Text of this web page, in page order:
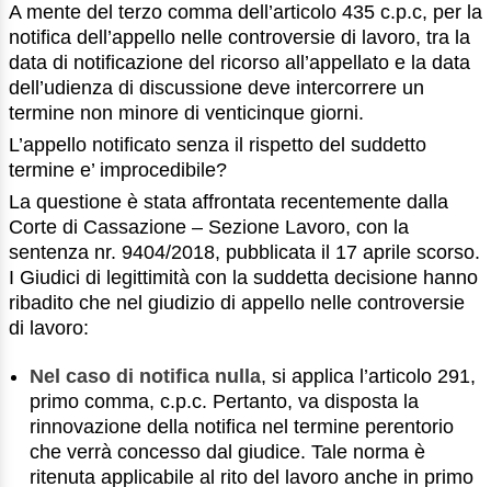
A mente del terzo comma dell’articolo 435 c.p.c, per la
notifica dell’appello nelle controversie di lavoro, tra la
data di notificazione del ricorso all’appellato e la data
dell’udienza di discussione deve intercorrere un
termine non minore di venticinque giorni.
L’appello notificato senza il rispetto del suddetto
termine e’ improcedibile?
La questione è stata affrontata recentemente dalla
Corte di Cassazione – Sezione Lavoro, con la
sentenza nr. 9404/2018, pubblicata il 17 aprile scorso.
I Giudici di legittimità con la suddetta decisione hanno
ribadito che nel giudizio di appello nelle controversie
di lavoro:
Nel caso di notifica nulla, si applica l’articolo 291,
primo comma, c.p.c. Pertanto, va disposta la
rinnovazione della notifica nel termine perentorio
che verrà concesso dal giudice. Tale norma è
ritenuta applicabile al rito del lavoro anche in primo